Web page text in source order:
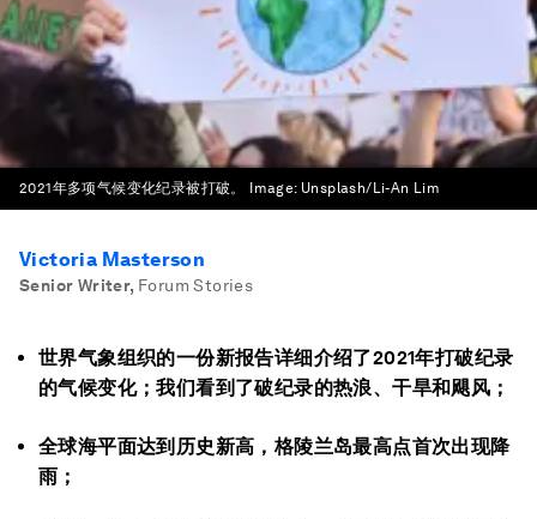
2021年多项气候变化纪录被打破。 Image: Unsplash/Li-An Lim
Victoria Masterson
Senior Writer, Forum Stories
世界气象组织的一份新报告详细介绍了2021年打破纪录
的气候变化；我们看到了破纪录的热浪、干旱和飓风；
全球海平面达到历史新高，格陵兰岛最高点首次出现降
雨；